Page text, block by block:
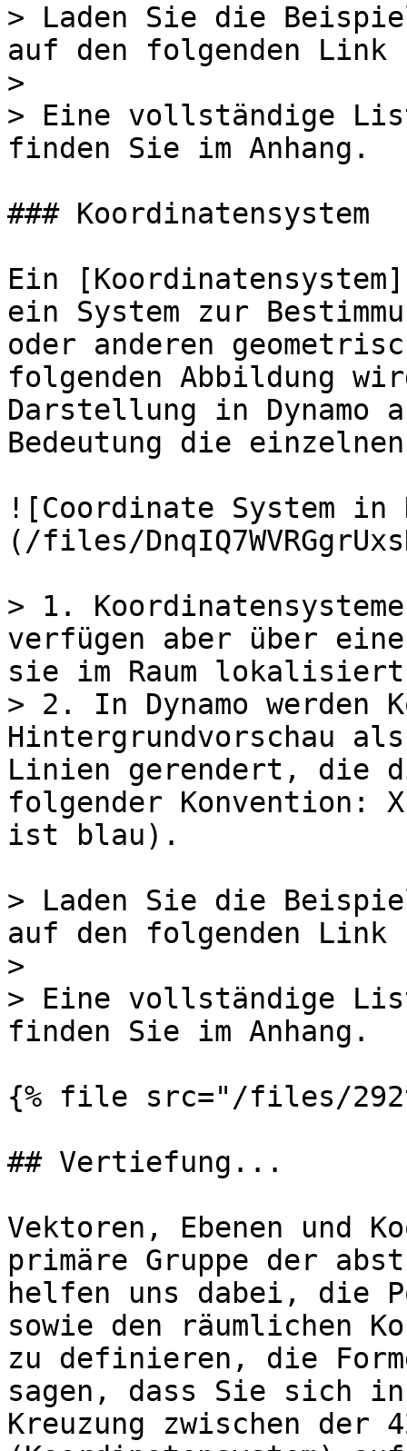
> Laden Sie die
auf den folgenden
>
> Eine vollständige
finden Sie im Anhang.
### Koordinatensystem
Ein
ein System zur
oder anderen
folgenden Abbildung
Darstellung in Dynamo
Bedeutung die
![Coordinate System in
(/files/
> 1.
verfügen aber über
sie im Raum lokalisiert
> 2. In Dynamo werden
Hintergrundvorschau
Linien gerendert, die
folgender
ist blau).
> Laden Sie die
auf den folgenden
>
> Eine vollständige
finden Sie im Anhang.
{% file src="/files/
## Vertiefung...
Vektoren, Ebenen und
primäre Gruppe der
helfen uns dabei, die
sowie den räumlichen
zu definieren, die
sagen, dass Sie sich
Kreuzung zwischen der